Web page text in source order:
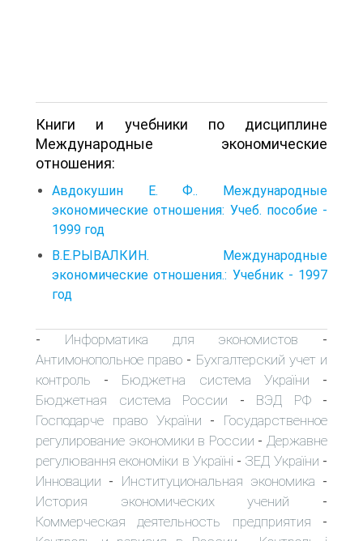
Книги и учебники по дисциплине
Международные экономические
отношения:
Авдокушин Е. Ф.. Международные
экономические отношения: Учеб. пособие -
1999 год
В.Е.РЫВАЛКИН. Международные
экономические отношения.: Учебник - 1997
год
- Информатика для экономистов -
Антимонопольное право - Бухгалтерский учет и
контроль - Бюджетна система України -
Бюджетная система России - ВЭД РФ-
Господарче право України - Государственное
регулирование экономики в России - Державне
регулювання економіки в Україні - ЗЕД України -
Инновации - Институциональная экономика -
История экономических учений -
Коммерческая деятельность предприятия -